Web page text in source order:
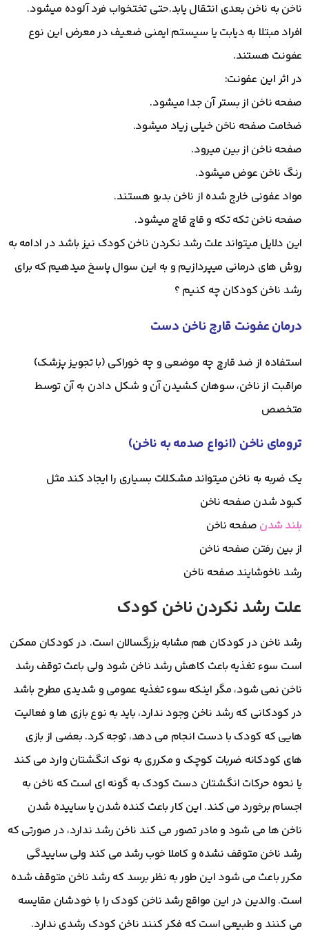
ناخن به ناخن بعدی انتقال یابد.حتی تختخواب فرد آلوده میشود.
افراد مبتلا به دیابت یا سیستم ایمنی ضعیف در معرض این نوع
عفونت هستند.
در اثر این عفونت:
صفحه ناخن از بستر آن جدا میشود.
ضخامت صفحه ناخن خیلی زیاد میشود.
صفحه ناخن از بین میرود.
رنگ ناخن عوض میشود.
مواد عفونی خارج شده از ناخن بدبو هستند.
صفحه ناخن تکه تکه و قاچ قاچ میشود.
این دلایل میتواند علت رشد نکردن ناخن کودک نیز باشد در ادامه به
روش های درمانی میپردازیم و به این سوال پاسخ میدهیم که برای
رشد ناخن کودکان چه کنیم ؟
درمان عفونت قارچ ناخن دست
استفاده از ضد قارچ چه موضعی و چه خوراکی (با تجویز پزشک)
مراقبت از ناخن، سوهان کشیدن آن و شکل دادن به آن توسط
متخصص
ترومای ناخن (انواع صدمه به ناخن)
یک ضربه به ناخن میتواند مشکلات بسیاری را ایجاد کند مثل
کبود شدن صفحه ناخن
بلند شدن صفحه ناخن
از بین رفتن صفحه ناخن
رشد ناخوشایند صفحه ناخن
علت رشد نکردن ناخن کودک
رشد ناخن در کودکان هم مشابه بزرگسالان است. در کودکان ممکن
است سوء تغذیه باعث کاهش رشد ناخن شود ولی باعث توقف رشد
ناخن نمی شود، مگر اینکه سوء تغذیه عمومی و شدیدی مطرح باشد
در کودکانی که رشد ناخن وجود ندارد، باید به نوع بازی ها و فعالیت
هایی که کودک با دست انجام می دهد، توجه کرد. بعضی از بازی
های کودکانه ضربات کوچک و مکرری به نوک انگشتان وارد می کند
یا نحوه حرکات انگشتان دست کودک به گونه ای است که ناخن به
اجسام برخورد می کند. این کار باعث کنده شدن یا ساییده شدن
ناخن ها می شود و مادر تصور می کند ناخن رشد ندارد، در صورتی که
رشد ناخن متوقف نشده و کاملا خوب رشد می کند ولی ساییدگی
مکرر باعث می شود این طور به نظر برسد که رشد ناخن متوقف شده
است. والدین در این مواقع رشد ناخن کودک را با خودشان مقایسه
می کنند و طبیعی است که فکر کنند ناخن کودک رشدی ندارد.